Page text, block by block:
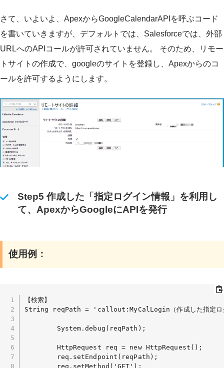
さて、いよいよ、ApexからGoogleCalendarAPIを呼ぶコード
を書いていきますが、デフォルトでは、Salesforceでは、外部
URLへのAPIコールが許可されていません。 そのため、リモー
トサイトの作成で、googleのサイトを登録し、Apexからのコ
ールを許可するようにします。
Step5 作成した「指定ログイン情報」を利用し
て、ApexからGoogleにAPIを発行
使用例：
【検索】
String reqPath = 'callout:MyCalLogin（作成した指定
        System.debug(reqPath);
        HttpRequest req = new HttpRequest();
        req.setEndpoint(reqPath);
        req.setMethod('GET');